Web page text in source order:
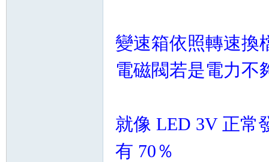
變速箱依照轉速換
電磁閥若是電力不
就像 LED 3V 正常
有 70％